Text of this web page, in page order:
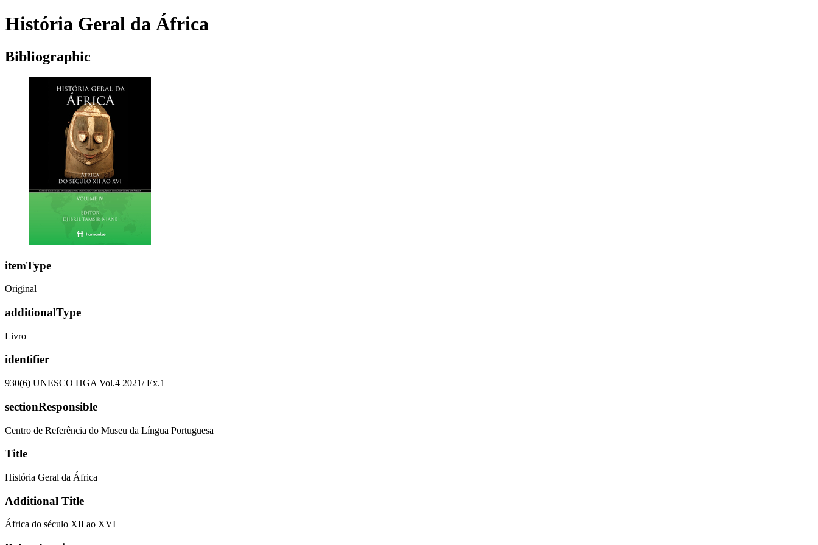
História Geral da África
Bibliographic
itemType
Original
additionalType
Livro
identifier
930(6) UNESCO HGA Vol.4 2021/ Ex.1
sectionResponsible
Centro de Referência do Museu da Língua Portuguesa
Title
História Geral da África
Additional Title
África do século XII ao XVI